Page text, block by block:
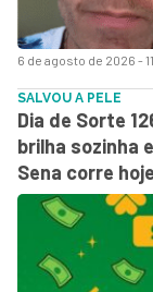
6 de agosto de 2026 -
SALVOU A PELE
Dia de Sorte
brilha sozinha
Sena corre